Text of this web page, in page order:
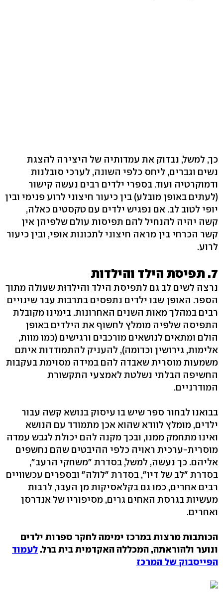
כך, למשל, נבדוק את עמדותיה של היצירה להצגת
נשים וגברים, ליחס כלפי השונה, לערכי סובלנות
ודמוקרטיה ועוד. בספרי ילדים רבים נעשה קישור
(לעתים באופן מובלע) בין כיעור חיצוני לרוע פנימי ובין
יופי לטוב לב. אם נפגיש ילדים עם טקסטים כאלה,
קשה יהיה להנחיל להם תפיסות עולם שלפיהן אין
קשר הכרחי בין מראה חיצוני לתכונות אופי, ובין כיעור
לרוע.
7. תפיסת הילד והילדות
נרצה לשים לב גם לתפיסת הילד והילדוּת שעולה מתוך
הספר. האופן שבו ילדים נתפסים בתרבות עבר שינויים
רבים במהלך מאות השנים האחרונות. בימינו מקובלת
התפיסה שלפיה מומלץ לחשוף את הילדים באופן
הולם ומתאים לנושאים מורכבים ורגישים (כמו מוות,
אלימות, גירושין וכדומה), להעניק להתמודדות איתם
משמעות מוסרית שאבדה להם במידה מסוימת בעקבות
החשיפה הבלתי נשלטת לאמצעי התקשורת
המודרניים.
בבואנו לבחור ספר שיש בו עיסוק בנושא קשה עבור
ילדים, מומלץ לוודא שהוא אכן מתמודד עם הנושא
ואינו מתחמק ממנו, ובכך מקנה להם יכולת לגבש עמדה
מוסרית-ערכית ראויה כלפי ההיבטים שהם נחשפים
אליהם. כך נעשה, למשל, בסדרת "משחקי הרעב",
בסדרת "לב של דיו", בסדרת "לולה" ובספרים עכשוויים
רבים אחרים, כמו גם בקלאסיקות מן העבר, לרבות
מעשיות בגרסת האחים גרים, מסיפוריו של אנדרסן
ואחרים.
הכותבות מרצות במרכז ימימה לחקר ספרות ילדים
ונוער ולהוראתה, המכללה האקדמית בית ברל. לעמוד
הפייסבוק של המרכז